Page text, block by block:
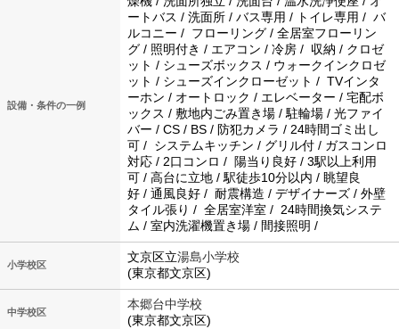
設備・条件の一例
ートバス / 洗面所 / バス専用 / トイレ専用 / バ
ルコニー / フローリング / 全居室フローリン
グ / 照明付き / エアコン / 冷房 / 収納 / クロゼ
ット / シューズボックス / ウォークインクロゼ
ット / シューズインクローゼット / TVインタ
ーホン / オートロック / エレベーター / 宅配ボ
ックス / 敷地内ごみ置き場 / 駐輪場 / 光ファイ
バー / CS / BS / 防犯カメラ / 24時間ゴミ出し
可 / システムキッチン / グリル付 / ガスコンロ
対応 / 2口コンロ / 陽当り良好 / 3駅以上利用
可 / 高台に立地 / 駅徒歩10分以内 / 眺望良
好 / 通風良好 / 耐震構造 / デザイナーズ / 外壁
タイル張り / 全居室洋室 / 24時間換気システ
ム / 室内洗濯機置き場 / 間接照明 /
小学校区
文京区立湯島小学校
(東京都文京区)
中学校区
本郷台中学校
(東京都文京区)